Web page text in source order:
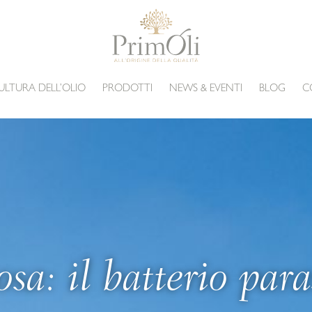
DELL’OLIO PRODOTTI NEWS & EVENTI BLOG
il batterio